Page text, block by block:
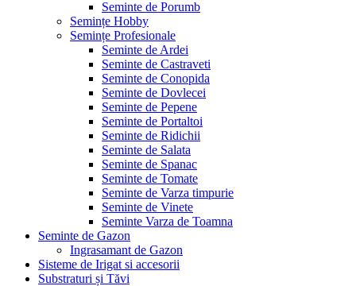
Seminte de Porumb
Semințe Hobby
Semințe Profesionale
Seminte de Ardei
Seminte de Castraveti
Seminte de Conopida
Seminte de Dovlecei
Seminte de Pepene
Seminte de Portaltoi
Seminte de Ridichii
Seminte de Salata
Seminte de Spanac
Seminte de Tomate
Seminte de Varza timpurie
Seminte de Vinete
Seminte Varza de Toamna
Seminte de Gazon
Ingrasamant de Gazon
Sisteme de Irigat si accesorii
Substraturi și Tăvi